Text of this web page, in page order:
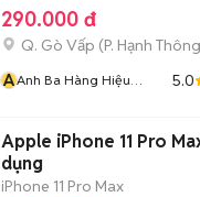
290.000 đ
Q. Gò Vấp (P. Hạnh Thông
AAnh Ba Hàng Hiệu
5.0
Apple iPhone 11 Pro
dụng
iPhone 11 Pro Max